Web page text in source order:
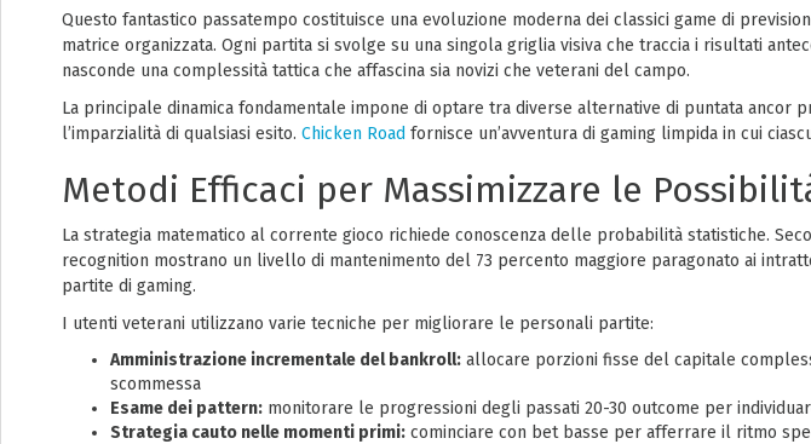
Questo fantastico passatempo costituisce una evoluzione moderna dei classici game di
matrice organizzata. Ogni partita si svolge su una singola griglia visiva che traccia i risultati
nasconde una complessità tattica che affascina sia novizi che veterani del campo.
La principale dinamica fondamentale impone di optare tra diverse alternative di puntata
l’imparzialità di qualsiasi esito. Chicken Road fornisce un’avventura di gaming limpida in cui
Metodi Efficaci per Massimizzare le
La strategia matematico al corrente gioco richiede conoscenza delle probabilità statistiche.
recognition mostrano un livello di mantenimento del 73 percento maggiore paragonato ai
partite di gaming.
I utenti veterani utilizzano varie tecniche per migliorare le personali partite:
Amministrazione incrementale del bankroll: allocare porzioni fisse del capitale
scommessa
Esame dei pattern: monitorare le progressioni degli passati 20-30 outcome per
Strategia cauto nelle momenti primi: cominciare con bet basse per afferrare il ritmo